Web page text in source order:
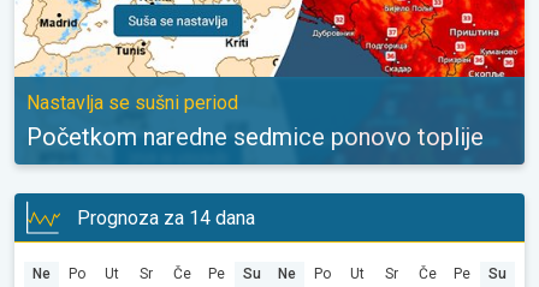
Nastavlja se sušni period
Početkom naredne sedmice ponovo toplije
Prognoza za 14 dana
Ne Po Ut Sr Če Pe Su Ne Po Ut Sr Če Pe Su